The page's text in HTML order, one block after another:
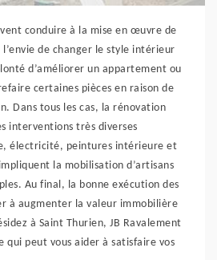
conduire à la mise en œuvre de
de changer le style intérieur
d’améliorer un appartement ou
certaines pièces en raison de
Dans tous les cas, la rénovation
interventions très diverses
électricité, peintures intérieure et
la mobilisation d’artisans
Au final, la bonne exécution des
à augmenter la valeur immobilière
à Saint Thurien, JB Ravalement
qui peut vous aider à satisfaire vos